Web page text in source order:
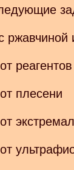
ржавчиной
плесени